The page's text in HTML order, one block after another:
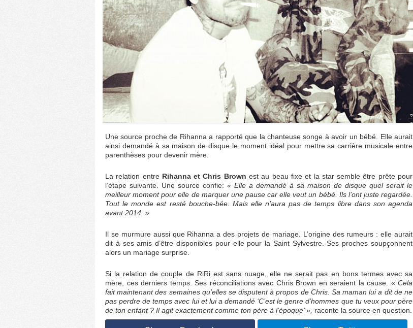
Une source proche de Rihanna a rapporté que la chanteuse songe à avoir un bébé. Elle aurait
ainsi demandé à sa maison de disque le moment idéal pour mettre sa carrière musicale entre
parenthèses pour devenir mère.
La relation entre Rihanna et Chris Brown est au beau fixe et la star semble être prête pour
l’étape suivante. Une source confie: « Elle a demandé à sa maison de disque quel serait le
meilleur moment pour elle de marquer une pause car elle veut un bébé. Ils l’ont juste regardée.
Tout le monde est resté bouche-bée. Mais elle n’aura pas de temps libre dans son agenda
avant 2014. »
Il se murmure aussi que Rihanna a des projets de mariage. L’origine des rumeurs : elle aurait
dit à ses amis d’être disponibles pour elle pour la Saint Sylvestre. Ses proches soupçonnent
alors un mariage surprise.
Si la relation de couple de RiRi est sans nuage, elle ne serait pas en bons termes avec sa
mère, ces derniers temps. Ses réconciliations avec Chris Brown en seraient la cause. « Cela
fait maintenant des semaines qu’elles se disputent à propos de Chris. Sa maman lui a dit de ne
pas perdre de temps avec lui et lui a demandé ‘C’est le genre d’hommes que tu veux pour père
de ton enfant ? Il agit exactement comme ton père à l’époque’ », raconte la source en question.